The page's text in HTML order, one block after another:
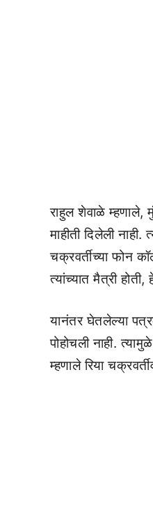
राहुल शेवाळे म्हणाले,
माहीती दिलेली
चक्रवर्तीच्या फोन
त्यांच्यात मैत्री
यानंतर घेतलेल्या
पोहोचली नाही.
म्हणाले रिया